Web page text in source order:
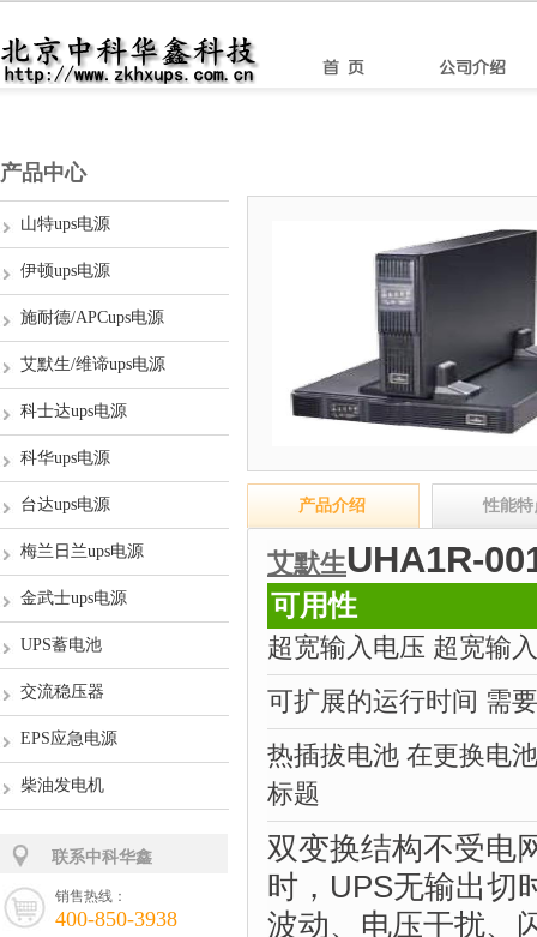
产品中心
山特ups电源
伊顿ups电源
施耐德/APCups电源
艾默生/维谛ups电源
科士达ups电源
科华ups电源
台达ups电源
梅兰日兰ups电源
金武士ups电源
UPS蓄电池
交流稳压器
EPS应急电源
柴油发电机
联系中科华鑫
销售热线：
400-850-3938
产品介绍 性能特
艾默生UHA1R-
可用性
超宽输入电压 超宽输
可扩展的运行时间 需
热插拔电池 在更换电
标题
双变换结构不受电
时，UPS无输出切
波动、电压干扰、